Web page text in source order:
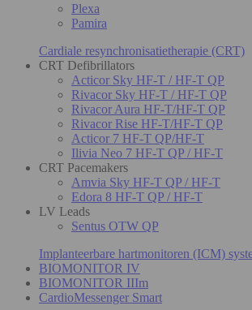
Plexa
Pamira
Cardiale resynchronisatietherapie (CRT)
CRT Defibrillators
Acticor Sky HF-T / HF-T QP
Rivacor Sky HF-T / HF-T QP
Rivacor Aura HF-T/HF-T QP
Rivacor Rise HF-T/HF-T QP
Acticor 7 HF-T QP/HF-T
Ilivia Neo 7 HF-T QP / HF-T
CRT Pacemakers
Amvia Sky HF-T QP / HF-T
Edora 8 HF-T QP / HF-T
LV Leads
Sentus OTW QP
Implanteerbare hartmonitoren (ICM)
BIOMONITOR IV
BIOMONITOR IIIm
CardioMessenger Smart